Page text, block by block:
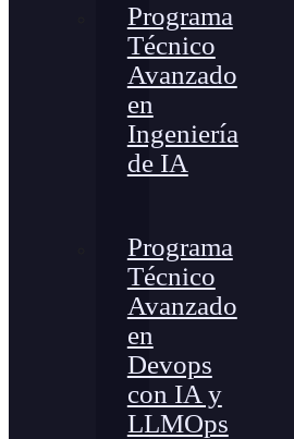
Programa
Técnico
Avanzado
en
Ingeniería
de IA
Programa
Técnico
Avanzado
en
Devops
con IA y
LLMOps